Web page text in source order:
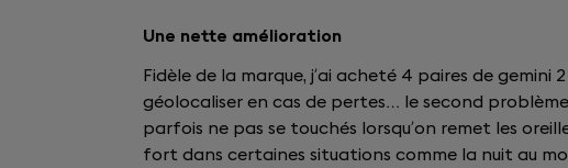
Une nette amélioration
Fidèle de la marque, j’ai acheté 4 paires de gemini
géolocaliser en cas de pertes… le second
parfois ne pas se touchés lorsqu’on remet les
fort dans certaines situations comme la nuit au